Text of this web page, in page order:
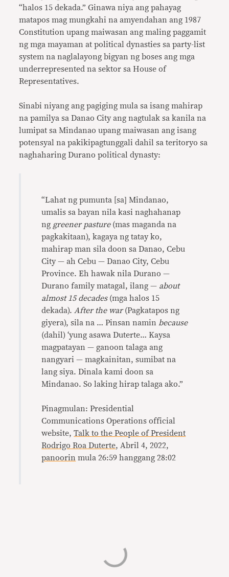
“halos 15 dekada.” Ginawa niya ang pahayag
matapos mag mungkahi na amyendahan ang 1987
Constitution upang maiwasan ang maling paggamit
ng mga mayaman at political dynasties sa party-list
system na naglalayong bigyan ng boses ang mga
underrepresented na sektor sa House of
Representatives.
Sinabi niyang ang pagiging mula sa isang mahirap
na pamilya sa Danao City ang nagtulak sa kanila na
lumipat sa Mindanao upang maiwasan ang isang
potensyal na pakikipagtunggali dahil sa teritoryo sa
naghaharing Durano political dynasty:
“Lahat ng pumunta [sa] Mindanao,
umalis sa bayan nila kasi naghahanap
ng greener pasture (mas maganda na
pagkakitaan), kagaya ng tatay ko,
mahirap man sila doon sa Danao, Cebu
City — ah Cebu — Danao City, Cebu
Province. Eh hawak nila Durano —
Durano family matagal, ilang — about
almost 15 decades (mga halos 15
dekada). After the war(Pagkatapos ng
giyera), sila na … Pinsan namin because
(dahil) ‘yung asawa Duterte… Kaysa
magpatayan — ganoon talaga ang
nangyari — magkainitan, sumibat na
lang siya. Dinala kami doon sa
Mindanao. So laking hirap talaga ako.”
Pinagmulan: Presidential
Communications Operations official
website,Talk to the People of President
Rodrigo Roa Duterte, Abril 4, 2022,
panoorin mula 26:59 hanggang 28:02